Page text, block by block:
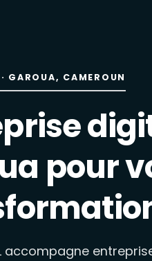
de réseaux,
: réseaux
Facebook,
: Excel avancé,
GAROUA, CAMEROUN
pour
accompagne